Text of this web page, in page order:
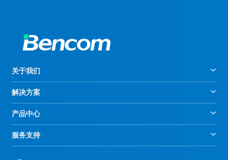
关于我们
解决方案
产品中心
服务支持